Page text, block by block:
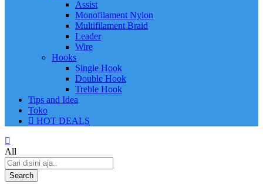
Assist
Monofilament Nylon
Multifilament Braid
Leader
Wire
Hooks
Single Hook
Double Hook
Treble Hook
Tips and Idea
Toko
HOT DEALS
All
Search